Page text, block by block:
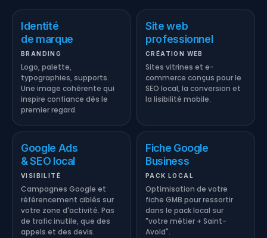
Identité
de marque
BRANDING
Logo, palette,
typographies, supports.
Une image cohérente qui
inspire confiance dès le
premier regard.
Site web
professionnel
CRÉATION WEB
Sites vitrines et e-
commerce conçus pour le
SEO local, la conversion et
la lisibilité mobile.
Google Ads
& SEO local
VISIBILITÉ
Campagnes Google et
référencement ciblés sur
votre zone d'activité. Pas
de trafic inutile, que des
appels et des devis.
Fiche Google
Business
PACK LOCAL
Optimisation de votre
fiche GMB pour ressortir
dans le pack local sur
"votre métier + Saint-
Avold".